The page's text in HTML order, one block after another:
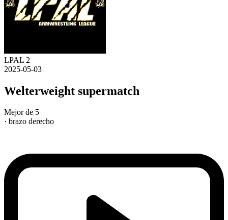
LPAL 2
2025-05-03
Welterweight supermatch
Mejor de 5
· brazo derecho